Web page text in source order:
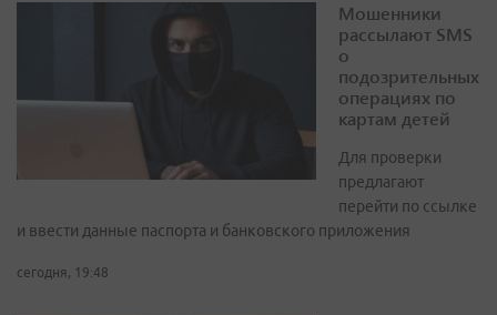
Мошенники
рассылают SMS
о
подозрительных
операциях по
картам детей
Для проверки
предлагают
перейти по ссылке
и ввести данные паспорта и банковского приложения
сегодня, 19:48